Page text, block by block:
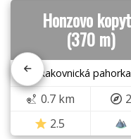
Honzovo
(370 m)
🇨🇿 Rakovnická
0.7 km
2.5